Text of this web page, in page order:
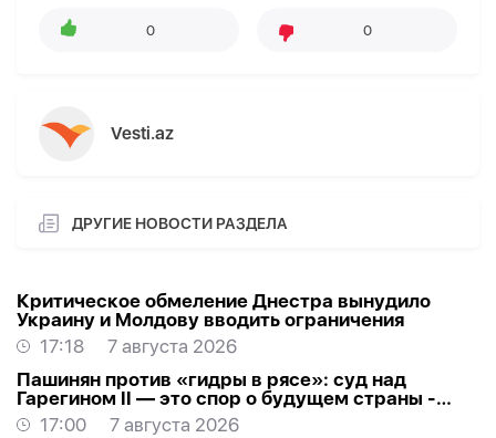
0 0
Vesti.az
ДРУГИЕ НОВОСТИ РАЗДЕЛА
Критическое обмеление Днестра вынудило
Украину и Молдову вводить ограничения
17:18
7 августа 2026
Пашинян против «гидры в рясе»: суд над
Гарегином II — это спор о будущем страны -
МНЕНИЕ
17:00
7 августа 2026